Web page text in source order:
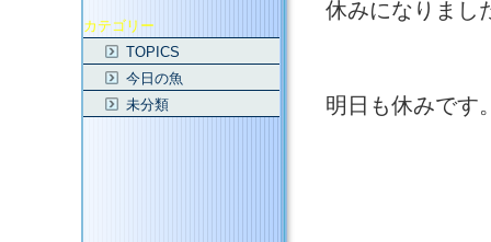
休みになりまし
明日も休みです
カテゴリー
TOPICS
今日の魚
未分類